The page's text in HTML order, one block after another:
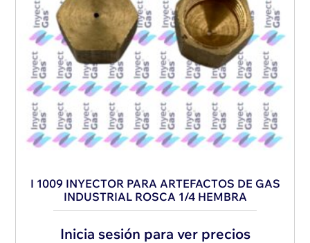
I 1009 INYECTOR PARA ARTEFACTOS DE GAS
INDUSTRIAL ROSCA 1/4 HEMBRA
Inicia sesión para ver precios